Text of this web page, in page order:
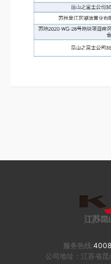
服务热线:
公司地址： 江苏省昆